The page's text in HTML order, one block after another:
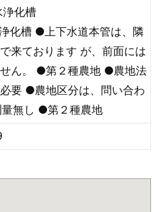
浄化槽
化槽 ●上下⽔道本管は、隣
来ております が、前⾯には
ん。 ●第２種農地 ●農地法
要 ●農地区分は、問い合わ
無し ●第２種農地